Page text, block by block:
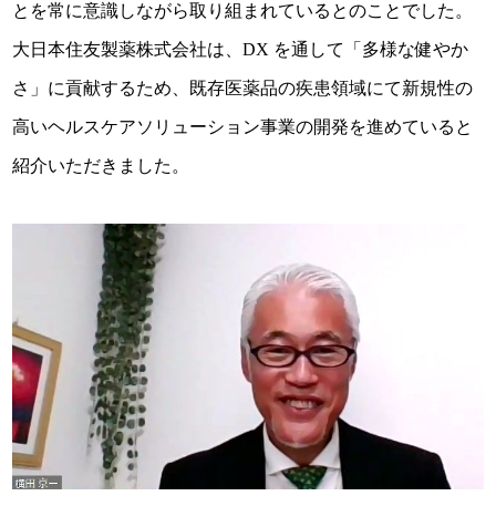
とを常に意識しながら取り組まれているとのことでした。
大日本住友製薬株式会社は、DX を通して「多様な健やか
さ」に貢献するため、既存医薬品の疾患領域にて新規性の
高いヘルスケアソリューション事業の開発を進めていると
紹介いただきました。